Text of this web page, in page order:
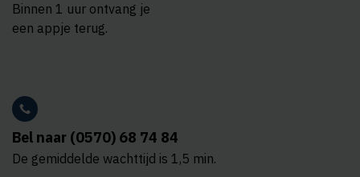
Binnen 1 uur ontvang je
een appje terug.
Bel naar (0570) 68 74 84
De gemiddelde wachttijd is 1,5 min.